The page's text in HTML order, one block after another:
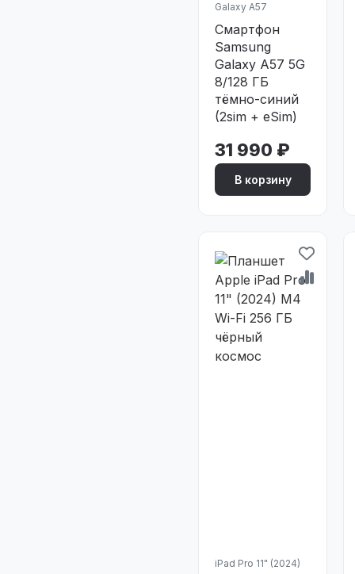
Galaxy A57
Смартфон
Samsung
Galaxy A57 5G
8/128 ГБ
тёмно-синий
(2sim + eSim)
31 990 ₽
В корзину
iPad Pro 11" (2024)